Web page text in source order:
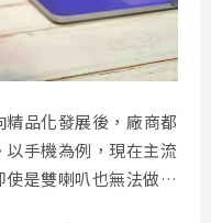
品化發展後，廠商都
手機為例，現在主流
是雙喇叭也無法做到